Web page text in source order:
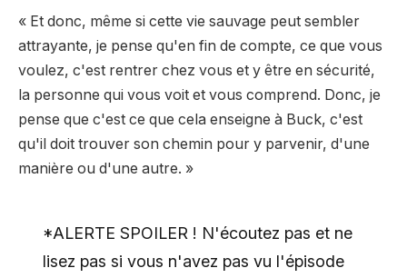
« Et donc, même si cette vie sauvage peut sembler
attrayante, je pense qu'en fin de compte, ce que vous
voulez, c'est rentrer chez vous et y être en sécurité,
la personne qui vous voit et vous comprend. Donc, je
pense que c'est ce que cela enseigne à Buck, c'est
qu'il doit trouver son chemin pour y parvenir, d'une
manière ou d'une autre. »
*ALERTE SPOILER ! N'écoutez pas et ne
lisez pas si vous n'avez pas vu l'épisode